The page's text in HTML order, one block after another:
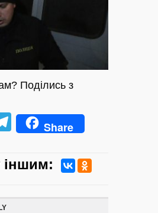
Поділись з
Telegram
Share
iншим: